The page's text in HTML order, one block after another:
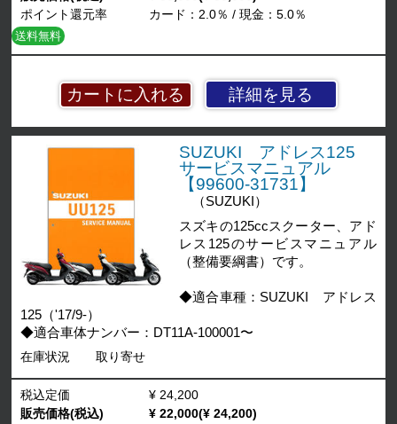
詳細を見る
ポイント還元率
カード：2.0％ / 現金：5.0％
送料無料
SUZUKI アドレス125
サービスマニュアル
【99600-31731】
（SUZUKI）
スズキの125ccスクーター、アド
レス125のサービスマニュアル
（整備要綱書）です。
◆適合車種：SUZUKI アドレス
125（'17/9-）
◆適合車体ナンバー：DT11A-100001〜
在庫状況
取り寄せ
税込定価
¥ 24,200
販売価格(税込)
¥ 22,000(¥ 24,200)